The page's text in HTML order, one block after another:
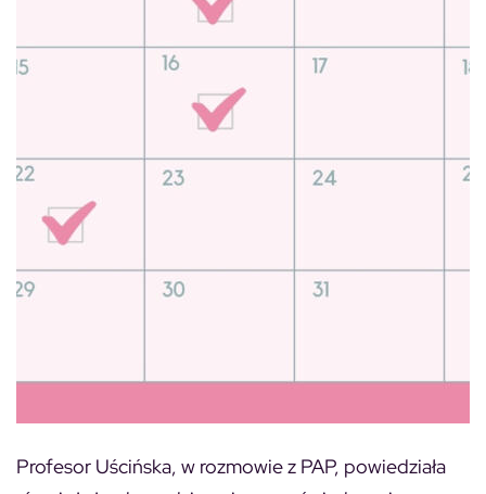
Profesor Uścińska, w rozmowie z PAP, powiedziała